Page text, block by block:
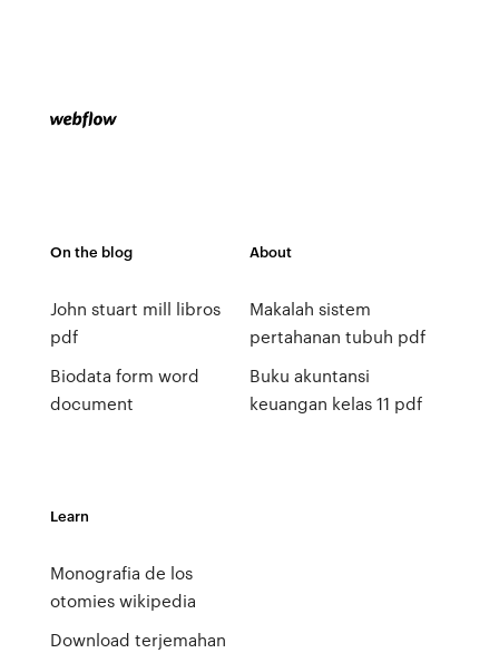
On the blog
John stuart mill libros
pdf
Biodata form word
document
About
Makalah sistem
pertahanan tubuh pdf
Buku akuntansi
keuangan kelas 11 pdf
Learn
Monografia de los
otomies wikipedia
Download terjemahan